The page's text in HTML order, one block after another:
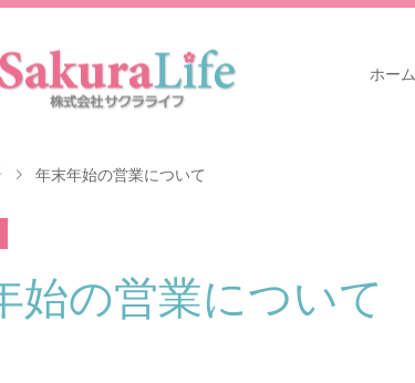
ホーム
年末年始の営業について
始の営業について